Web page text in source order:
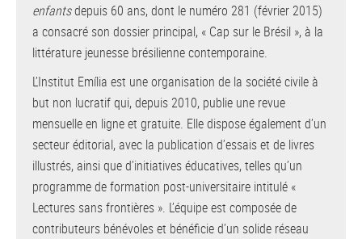
enfantsdepuis 60 ans, dont le numéro 281 (février 2015)
a consacré son dossier principal, « Cap sur le Brésil », à la
littérature jeunesse brésilienne contemporaine.
L’Institut Emília est une organisation de la société civile à
but non lucratif qui, depuis 2010, publie une revue
mensuelle en ligne et gratuite. Elle dispose également d’un
secteur éditorial, avec la publication d’essais et de livres
illustrés, ainsi que d’initiatives éducatives, telles qu’un
programme de formation post-universitaire intitulé «
Lectures sans frontières ». L’équipe est composée de
contributeurs bénévoles et bénéficie d’un solide réseau